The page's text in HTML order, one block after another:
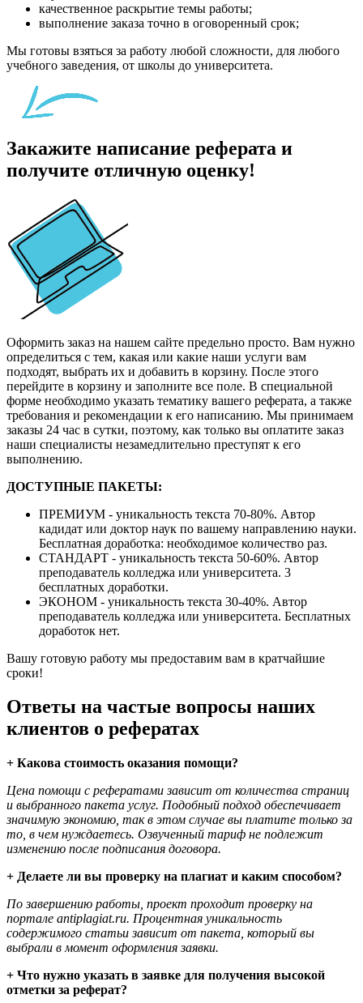
качественное раскрытие темы работы;
выполнение заказа точно в оговоренный срок;
Мы готовы взяться за работу любой сложности, для любого
учебного заведения, от школы до университета.
Закажите написание реферата и
получите отличную оценку!
Оформить заказ на нашем сайте предельно просто. Вам нужно
определиться с тем, какая или какие наши услуги вам
подходят, выбрать их и добавить в корзину. После этого
перейдите в корзину и заполните все поле. В специальной
форме необходимо указать тематику вашего реферата, а также
требования и рекомендации к его написанию. Мы принимаем
заказы 24 час в сутки, поэтому, как только вы оплатите заказ
наши специалисты незамедлительно преступят к его
выполнению.
ДОСТУПНЫЕ ПАКЕТЫ:
ПРЕМИУМ - уникальность текста 70-80%. Автор
кадидат или доктор наук по вашему направлению науки.
Бесплатная доработка: необходимое количество раз.
СТАНДАРТ - уникальность текста 50-60%. Автор
преподаватель колледжа или университета. 3
бесплатных доработки.
ЭКОНОМ - уникальность текста 30-40%. Автор
преподаватель колледжа или университета. Бесплатных
доработок нет.
Вашу готовую работу мы предоставим вам в кратчайшие
сроки!
Ответы на частые вопросы наших
клиентов о рефератах
+ Какова стоимость оказания помощи?
Цена помощи с рефератами зависит от количества страниц
и выбранного пакета услуг. Подобный подход обеспечивает
значимую экономию, так в этом случае вы платите только за
то, в чем нуждаетесь. Озвученный тариф не подлежит
изменению после подписания договора.
+ Делаете ли вы проверку на плагиат и каким способом?
По завершению работы, проект проходит проверку на
портале antiplagiat.ru. Процентная уникальность
содержимого статьи зависит от пакета, который вы
выбрали в момент оформления заявки.
+ Что нужно указать в заявке для получения высокой
отметки за реферат?